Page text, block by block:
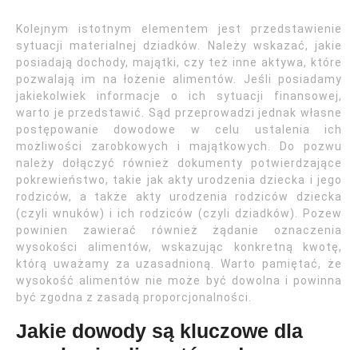
Kolejnym istotnym elementem jest przedstawienie
sytuacji materialnej dziadków. Należy wskazać, jakie
posiadają dochody, majątki, czy też inne aktywa, które
pozwalają im na łożenie alimentów. Jeśli posiadamy
jakiekolwiek informacje o ich sytuacji finansowej,
warto je przedstawić. Sąd przeprowadzi jednak własne
postępowanie dowodowe w celu ustalenia ich
możliwości zarobkowych i majątkowych. Do pozwu
należy dołączyć również dokumenty potwierdzające
pokrewieństwo, takie jak akty urodzenia dziecka i jego
rodziców, a także akty urodzenia rodziców dziecka
(czyli wnuków) i ich rodziców (czyli dziadków). Pozew
powinien zawierać również żądanie oznaczenia
wysokości alimentów, wskazując konkretną kwotę,
którą uważamy za uzasadnioną. Warto pamiętać, że
wysokość alimentów nie może być dowolna i powinna
być zgodna z zasadą proporcjonalności.
Jakie dowody są kluczowe dla